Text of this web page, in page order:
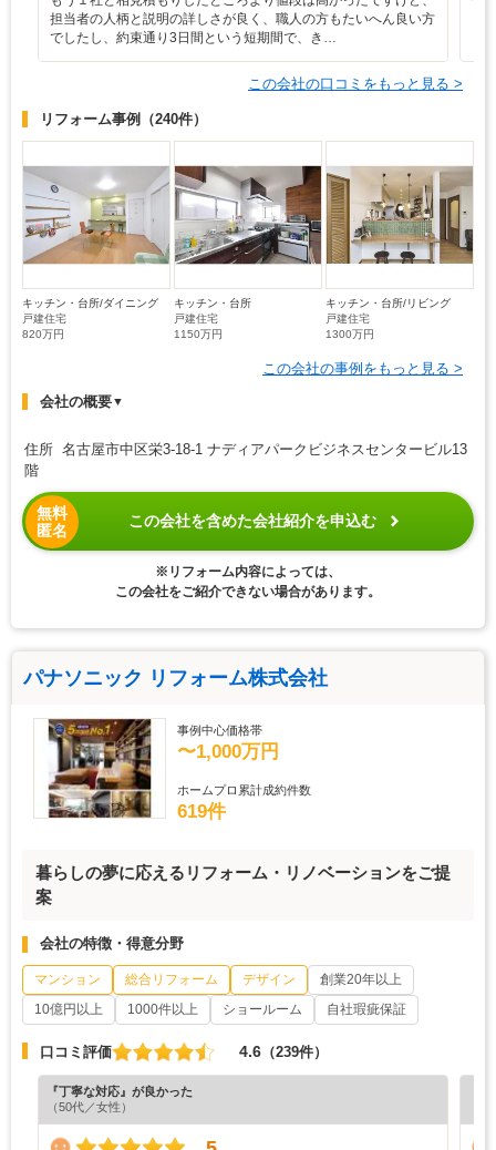
担当者の人柄と説明の詳しさが良く、職人の方もたいへん良い方
でしたし、約束通り3日間という短期間で、き…
この会社の口コミをもっと見る >
リフォーム事例 （240件）
キッチン・台所/ダイニング
戸建住宅
820万円
キッチン・台所
戸建住宅
1150万円
キッチン・台所/リビング
戸建住宅
1300万円
この会社の事例をもっと見る >
会社の概要▼
住所 名古屋市中区栄3-18-1 ナディアパークビジネスセンタービル13
階
無料
匿名
この会社を含めた会社紹介を申込む
※リフォーム内容によっては、
この会社をご紹介できない場合があります。
パナソニック リフォーム株式会社
事例中心価格帯
〜1,000万円
ホームプロ累計成約件数
619件
暮らしの夢に応えるリフォーム・リノベーションをご提
案
会社の特徴・得意分野
マンション 総合リフォーム デザイン
創業20年以上
10億円以上
1000件以上 ショールーム 自社瑕疵保証
口コミ評価 4.6 （239件）
『丁寧な対応』が良かった
（50代／女性）